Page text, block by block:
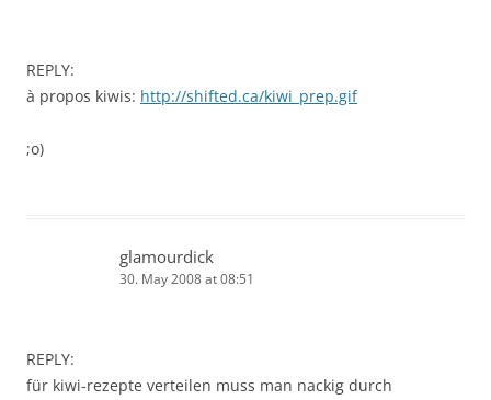
REPLY:
à propos kiwis: http://shifted.ca/kiwi_prep.gif
;o)
glamourdick
30. May 2008 at 08:51
REPLY:
für kiwi-rezepte verteilen muss man nackig durch